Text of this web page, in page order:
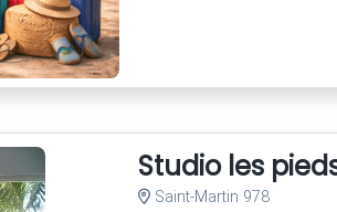
Studio les
Saint-Martin 978